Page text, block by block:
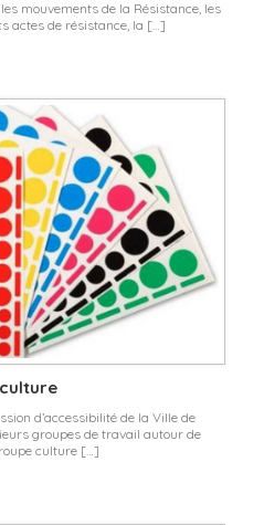
mouvements de la Résistance, les
actes de résistance, la […]
d’accessibilité de la Ville de
groupes de travail autour de
culture […]